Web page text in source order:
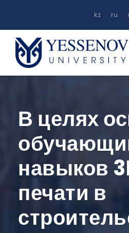
kz ru
В целях
навыков
печати в